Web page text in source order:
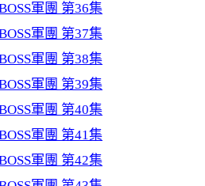
軍團 第36集
軍團 第37集
軍團 第38集
軍團 第39集
軍團 第40集
軍團 第41集
軍團 第42集